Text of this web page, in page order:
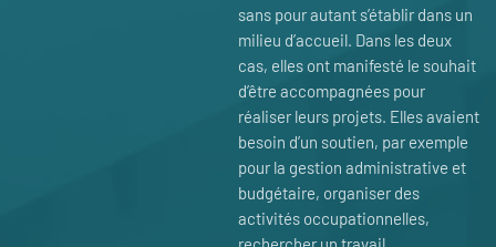
sans pour autant s’établir dans un
milieu d’accueil. Dans les deux
cas, elles ont manifesté le souhait
d’être accompagnées pour
réaliser leurs projets. Elles avaient
besoin d’un soutien, par exemple
pour la gestion administrative et
budgétaire, organiser des
activités occupationnelles,